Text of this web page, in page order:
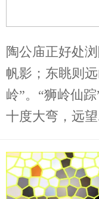
陶公庙正好处
帆影；东眺则
岭”。“狮岭仙
十度大弯，远